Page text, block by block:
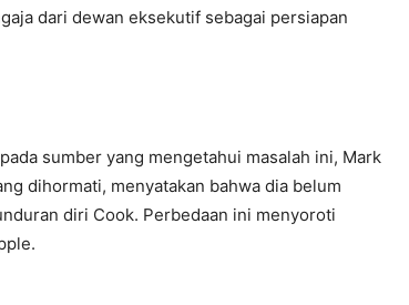
dari dewan eksekutif sebagai persiapan
sumber yang mengetahui masalah ini, Mark
dihormati, menyatakan bahwa dia belum
diri Cook. Perbedaan ini menyoroti